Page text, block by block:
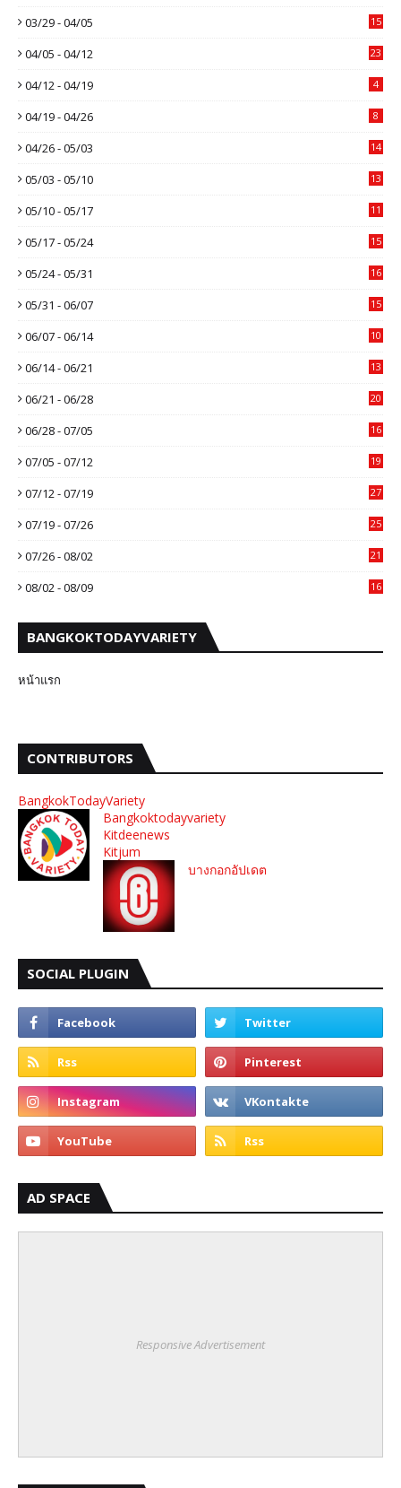
03/29 - 04/05 15
04/05 - 04/12 23
04/12 - 04/19 4
04/19 - 04/26 8
04/26 - 05/03 14
05/03 - 05/10 13
05/10 - 05/17 11
05/17 - 05/24 15
05/24 - 05/31 16
05/31 - 06/07 15
06/07 - 06/14 10
06/14 - 06/21 13
06/21 - 06/28 20
06/28 - 07/05 16
07/05 - 07/12 19
07/12 - 07/19 27
07/19 - 07/26 25
07/26 - 08/02 21
08/02 - 08/09 16
BANGKOKTODAYVARIETY
หน้าแรก
CONTRIBUTORS
BangkokTodayVariety
Bangkoktodayvariety
Kitdeenews
Kitjum
บางกอกอัปเดต
SOCIAL PLUGIN
AD SPACE
Responsive Advertisement